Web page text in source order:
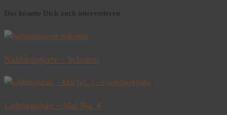
Das könnte Dich auch interessieren
Niddatalsperre – Schotten
Lieblingsfoto – Mai No. 4